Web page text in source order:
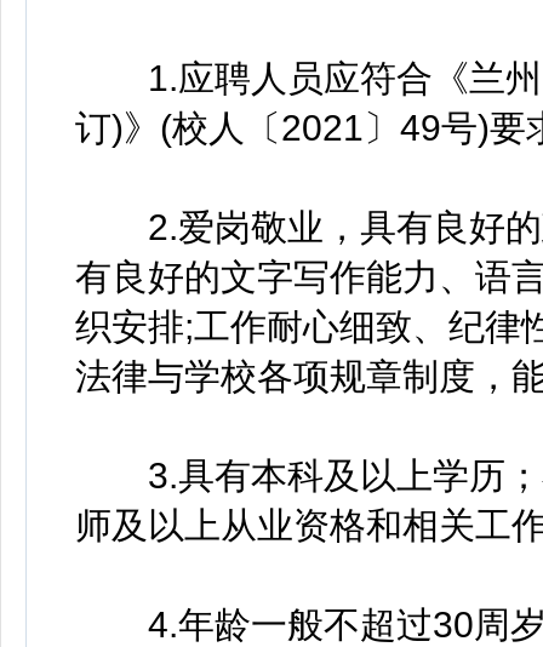
1.应聘人员应符合《兰州
订)》(校人〔2021〕49号)要
2.爱岗敬业，具有良好的
有良好的文字写作能力、语
织安排;工作耐心细致、纪律
法律与学校各项规章制度，
3.具有本科及以上学历；
师及以上从业资格和相关工
4.年龄一般不超过30周岁